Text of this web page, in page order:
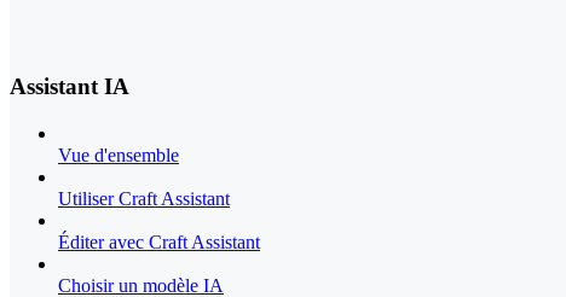
Assistant IA
Vue d'ensemble
Utiliser Craft Assistant
Éditer avec Craft Assistant
Choisir un modèle IA